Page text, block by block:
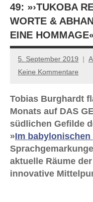
Lyrik,
Essay
Kritik
49: »›TUKOBA
WORTE &
EINE
5. September 2019
Keine Kommentare
Tobias Burghardt
Monats auf DAS
südlichen Gefilde
»Im
aktuelle Räume
innovative